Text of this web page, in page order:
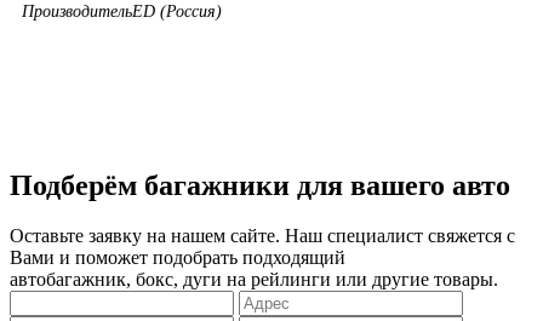
ПроизводительED (Россия)
Подберём багажники для вашего авто
Оставьте заявку на нашем сайте. Наш специалист свяжется с
Вами и поможет подобрать подходящий
автобагажник, бокс, дуги на рейлинги или другие товары.